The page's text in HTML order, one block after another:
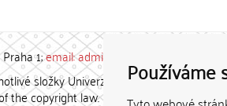
Používáme
1;email: admin-repozitar [at] cuni.cz
složky Univerzity Karlovy. / Each
the copyright law.